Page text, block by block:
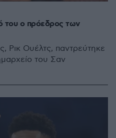
του ο πρόεδρος των
Ρικ Ουέλτς, παντρεύτηκε
του Σαν